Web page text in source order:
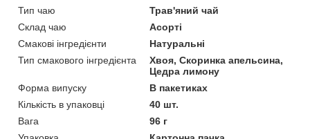
Тип чаю
Трав'яний чай
Склад чаю
Асорті
Смакові інгредієнти
Натуральні
Тип смакового інгредієнта
Хвоя, Скоринка апельсина,
Цедра лимону
Форма випуску
В пакетиках
Кількість в упаковці
40 шт.
Вага
96 г